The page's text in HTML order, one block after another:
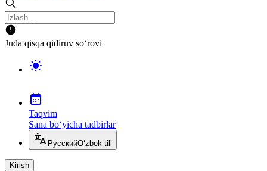
Juda qisqa qidiruv so‘rovi
Taqvim
Sana bo‘yicha tadbirlar
РусскийO‘zbek tili
Kirish